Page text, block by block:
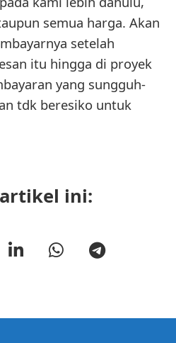
semua harga. Akan
setelah
itu hingga di proyek
yang sungguh-
tdk beresiko untuk
ini: